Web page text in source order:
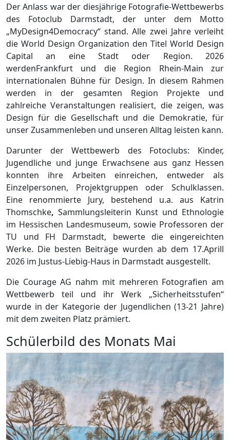
Der Anlass war der diesjährige Fotografie-Wettbewerbs
des Fotoclub Darmstadt, der unter dem Motto
„MyDesign4Democracy“ stand. Alle zwei Jahre verleiht
die World Design Organization den Titel World Design
Capital an eine Stadt oder Region. 2026
werdenFrankfurt und die Region Rhein-Main zur
internationalen Bühne für Design. In diesem Rahmen
werden in der gesamten Region Projekte und
zahlreiche Veranstaltungen realisiert, die zeigen, was
Design für die Gesellschaft und die Demokratie, für
unser Zusammenleben und unseren Alltag leisten kann.
Darunter der Wettbewerb des Fotoclubs: Kinder,
Jugendliche und junge Erwachsene aus ganz Hessen
konnten ihre Arbeiten einreichen, entweder als
Einzelpersonen, Projektgruppen oder Schulklassen.
Eine renommierte Jury, bestehend u.a. aus Katrin
Thomschke, Sammlungsleiterin Kunst und Ethnologie
im Hessischen Landesmuseum, sowie Professoren der
TU und FH Darmstadt, bewerte die eingereichten
Werke. Die besten Beiträge wurden ab dem 17.Aprill
2026 im Justus-Liebig-Haus in Darmstadt ausgestellt.
Die Courage AG nahm mit mehreren Fotografien am
Wettbewerb teil und ihr Werk „Sicherheitsstufen“
wurde in der Kategorie der Jugendlichen (13-21 Jahre)
mit dem zweiten Platz prämiert.
Schülerbild des Monats Mai